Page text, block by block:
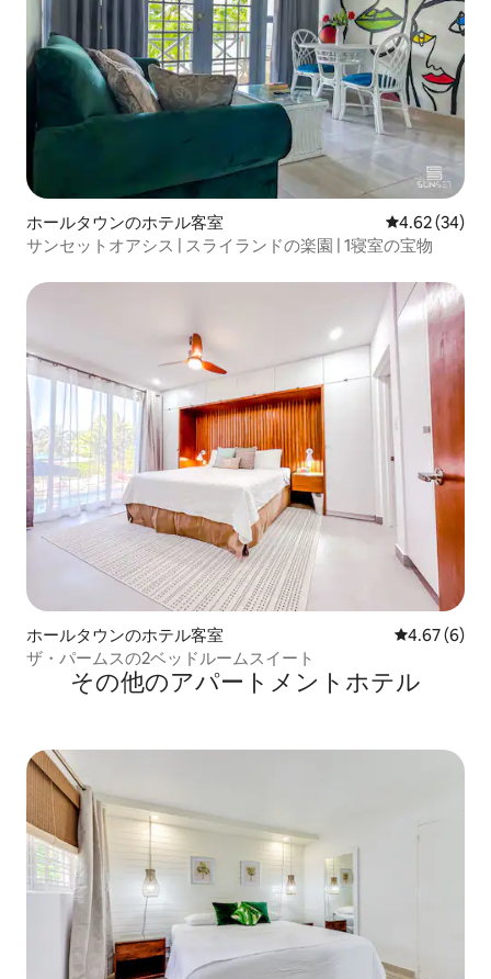
ホールタウンのホテル客室 レビュー34
4.62 (34)
サンセットオアシス | スライランドの楽園 | 1寝室の宝物
ホールタウンのホテル客室 レビュー6
4.67 (6)
ザ・パームスの2ベッドルームスイート
その他のアパートメントホテル